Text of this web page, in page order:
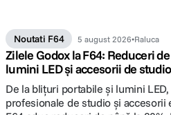
Noutati F64 5 august 2026 Raluca
Zilele Godox la F64: Reduceri
lumini LED și accesorii de studio
De la blițuri portabile și lumini
profesionale de studio și accesorii